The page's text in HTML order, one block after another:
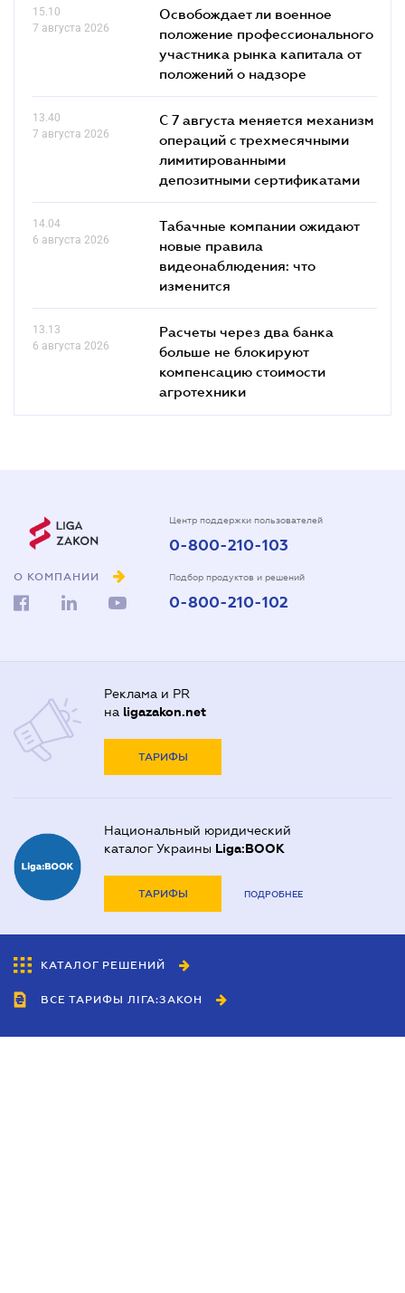
15.10
7 августа 2026
Освобождает ли военное
положение профессионального
участника рынка капитала от
положений о надзоре
13.40
7 августа 2026
С 7 августа меняется механизм
операций с трехмесячными
лимитированными
депозитными сертификатами
14.04
6 августа 2026
Табачные компании ожидают
новые правила
видеонаблюдения: что
изменится
13.13
6 августа 2026
Расчеты через два банка
больше не блокируют
компенсацию стоимости
агротехники
О КОМПАНИИ
Центр поддержки пользователей
0-800-210-103
Подбор продуктов и решений
0-800-210-102
Реклама и PR
на ligazakon.net
ТАРИФЫ
Национальный юридический
каталог Украины Liga:BOOK
ТАРИФЫ ПОДРОБНЕЕ
КАТАЛОГ РЕШЕНИЙ
ВСЕ ТАРИФЫ ЛІГА:ЗАКОН